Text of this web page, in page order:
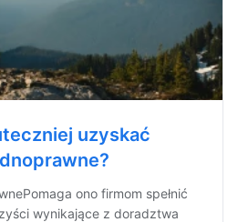
uzyskać
ono firmom spełnić
wynikające z doradztwa